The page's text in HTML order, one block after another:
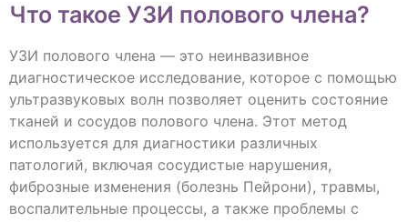
Что такое УЗИ полового члена?
УЗИ полового члена — это неинвазивное
диагностическое исследование, которое с помощью
ультразвуковых волн позволяет оценить состояние
тканей и сосудов полового члена. Этот метод
используется для диагностики различных
патологий, включая сосудистые нарушения,
фиброзные изменения (болезнь Пейрони), травмы,
воспалительные процессы, а также проблемы с